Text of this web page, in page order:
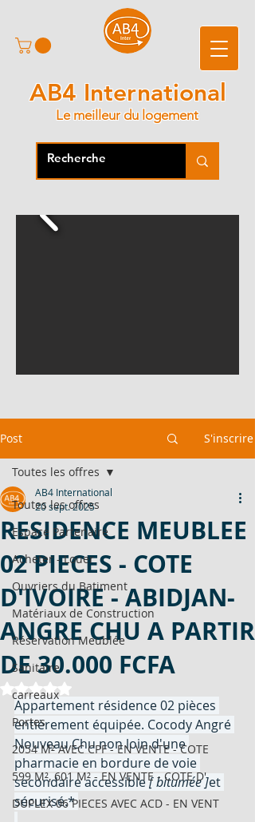
AB4 International
Le meilleur du logement
Post S'inscrire
Toutes les offres
Espace Partenaire
Acheter - Louer
Ouvriers du Batiment
Matériaux de Construction
Réservation Meublée
Sanitaire
carreaux
Portes
2054 M² AVEC CPF - EN VENTE - COTE
599 M², 601 M² - EN VENTE - COTE D'
DUPLEX 06 PIECES AVEC ACD - EN VENT
Toutes les offres
RESIDENCE MEUBLEE
02 PIECES - COTE
D'IVOIRE - ABIDJAN-
ANGRE CHU A PARTIR
DE 30.000 FCFA
AB4 International
20 sept. 2025
Noté NaN étoiles sur 5.
Appartement résidence 02 pièces
entièrement équipée. Cocody Angré
Nouveau Chu non loin d'une
pharmacie en bordure de voie
secondaire accessible [ bitumée ]et
sécurisé.*